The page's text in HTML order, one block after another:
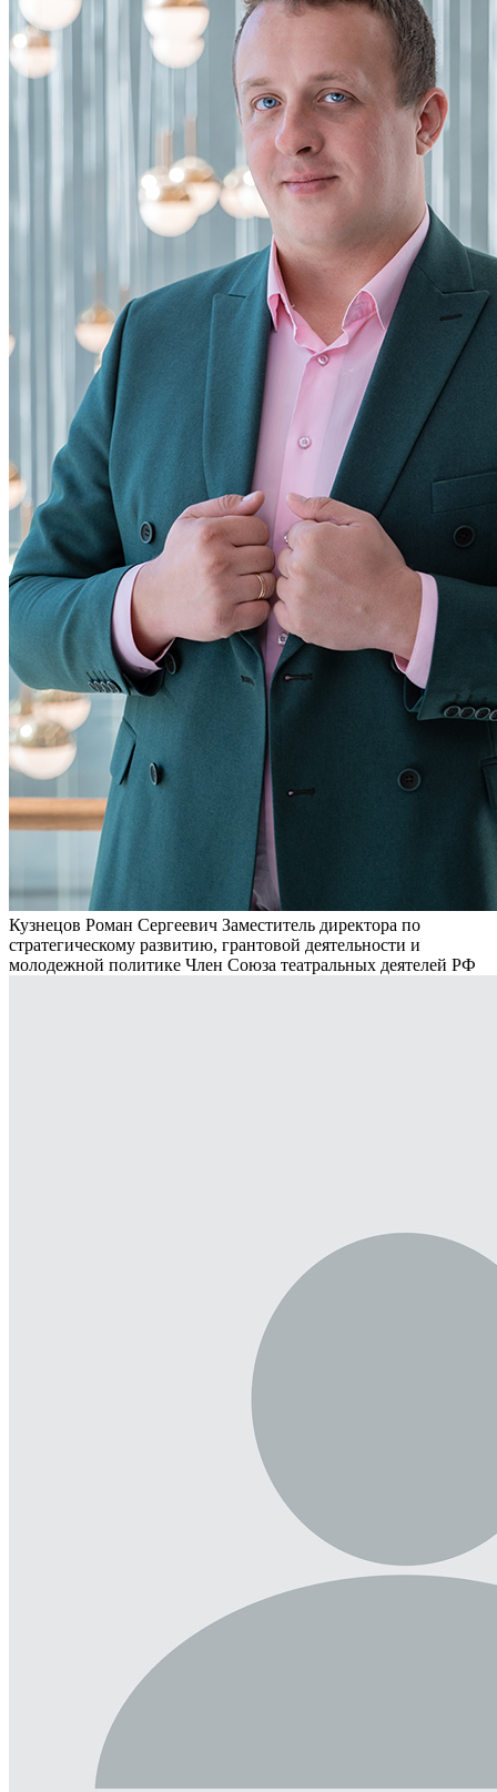
Кузнецов Роман Сергеевич Заместитель директора по
стратегическому развитию, грантовой деятельности и
молодежной политике Член Союза театральных деятелей РФ